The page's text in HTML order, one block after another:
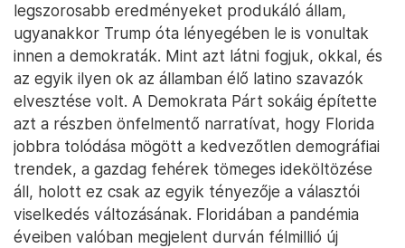
legszorosabb eredményeket produkáló állam,
ugyanakkor Trump óta lényegében le is vonultak
innen a demokraták. Mint azt látni fogjuk, okkal, és
az egyik ilyen ok az államban élő latino szavazók
elvesztése volt. A Demokrata Párt sokáig építette
azt a részben önfelmentő narratívat, hogy Florida
jobbra tolódása mögött a kedvezőtlen demográfiai
trendek, a gazdag fehérek tömeges ideköltözése
áll, holott ez csak az egyik tényezője a választói
viselkedés változásának. Floridában a pandémia
éveiben valóban megjelent durván félmillió új